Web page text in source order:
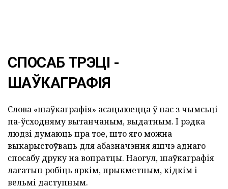
СПОСАБ ТРЭЦІ -
ШАЎКАГРАФІЯ
Слова «шаўкаграфія» асацыюецца ў нас з чымсьці
па-ўсходняму вытанчаным, выдатным. І рэдка
людзі думаюць пра тое, што яго можна
выкарыстоўваць для абазначэння яшчэ аднаго
спосабу друку на вопратцы. Наогул, шаўкаграфія
лагатып робіць яркім, прыкметным, кідкім і
вельмі даступным.